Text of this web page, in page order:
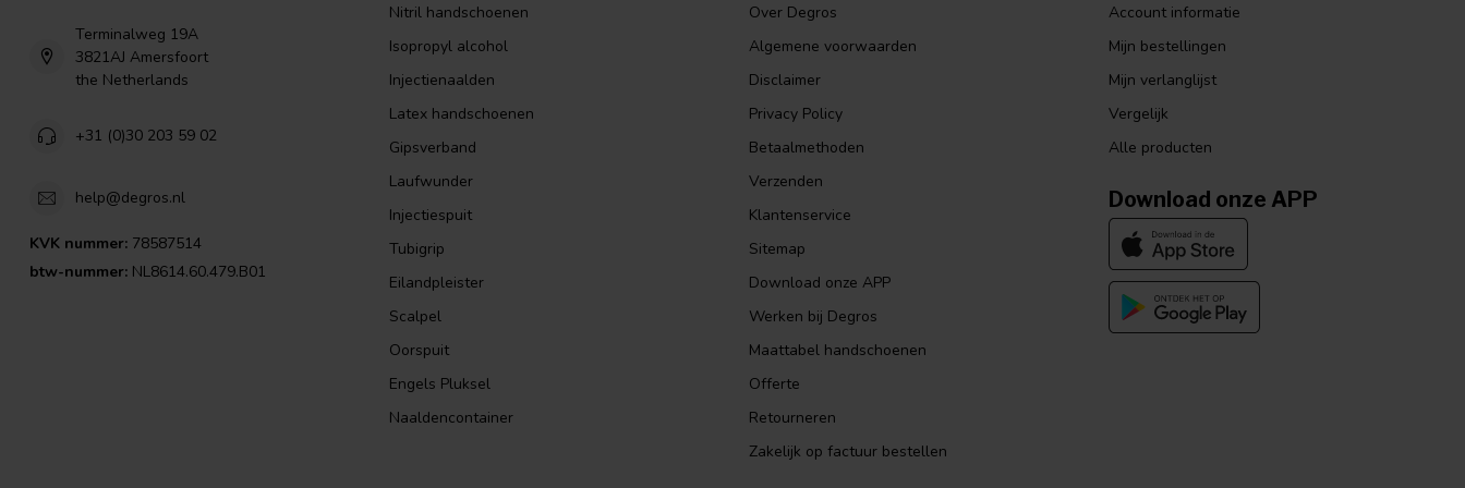
Terminalweg 19A
3821AJ Amersfoort
the Netherlands
+31 (0)30 203 59 02
help@degros.nl
KVK nummer: 78587514
btw-nummer: NL8614.60.479.B01
Nitril handschoenen
Isopropyl alcohol
Injectienaalden
Latex handschoenen
Gipsverband
Laufwunder
Injectiespuit
Tubigrip
Eilandpleister
Scalpel
Oorspuit
Engels Pluksel
Naaldencontainer
Over Degros
Algemene voorwaarden
Disclaimer
Privacy Policy
Betaalmethoden
Verzenden
Klantenservice
Sitemap
Download onze APP
Werken bij Degros
Maattabel handschoenen
Offerte
Retourneren
Zakelijk op factuur bestellen
Account informatie
Mijn bestellingen
Mijn verlanglijst
Vergelijk
Alle producten
Download onze APP